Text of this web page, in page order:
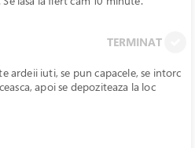
TERMINAT
ardeii iuti, se pun capacele, se intorc
apoi se depoziteaza la loc